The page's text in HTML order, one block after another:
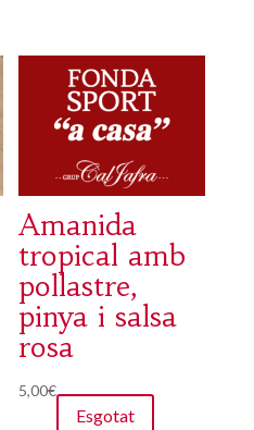
Amanida
tropical amb
pollastre,
pinya i salsa
rosa
5,00€
Esgotat